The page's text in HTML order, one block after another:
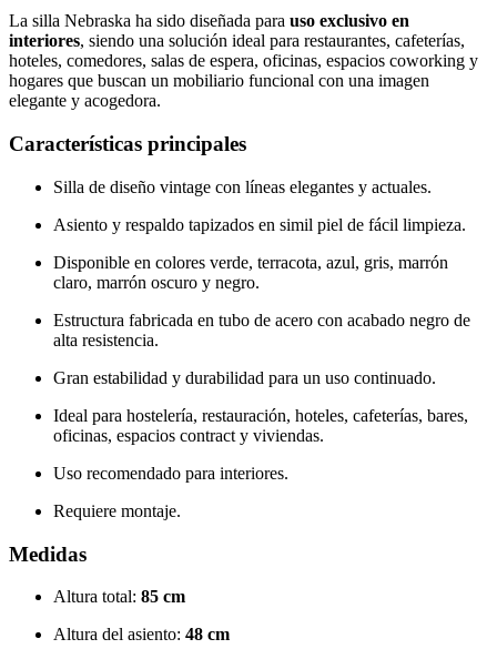
La silla Nebraska ha sido diseñada para uso exclusivo en
interiores, siendo una solución ideal para restaurantes, cafeterías,
hoteles, comedores, salas de espera, oficinas, espacios coworking y
hogares que buscan un mobiliario funcional con una imagen
elegante y acogedora.
Características principales
Silla de diseño vintage con líneas elegantes y actuales.
Asiento y respaldo tapizados en simil piel de fácil limpieza.
Disponible en colores verde, terracota, azul, gris, marrón
claro, marrón oscuro y negro.
Estructura fabricada en tubo de acero con acabado negro de
alta resistencia.
Gran estabilidad y durabilidad para un uso continuado.
Ideal para hostelería, restauración, hoteles, cafeterías, bares,
oficinas, espacios contract y viviendas.
Uso recomendado para interiores.
Requiere montaje.
Medidas
Altura total: 85 cm
Altura del asiento: 48 cm